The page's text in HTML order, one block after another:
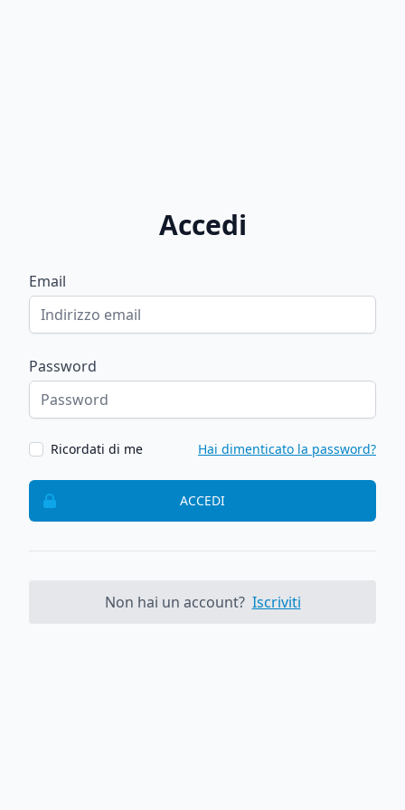
Accedi
Email
Password
Ricordati di me Hai dimenticato la password?
ACCEDI
Non hai un account? Iscriviti